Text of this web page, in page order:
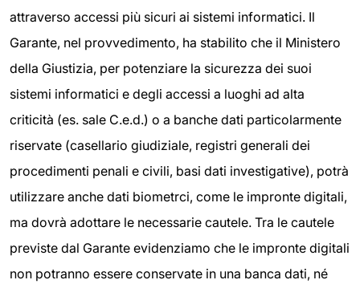
attraverso accessi più sicuri ai sistemi informatici. Il
Garante, nel provvedimento, ha stabilito che il Ministero
della Giustizia, per potenziare la sicurezza dei suoi
sistemi informatici e degli accessi a luoghi ad alta
criticità (es. sale C.e.d.) o a banche dati particolarmente
riservate (casellario giudiziale, registri generali dei
procedimenti penali e civili, basi dati investigative), potrà
utilizzare anche dati biometrci, come le impronte digitali,
ma dovrà adottare le necessarie cautele. Tra le cautele
previste dal Garante evidenziamo che le impronte digitali
non potranno essere conservate in una banca dati, né